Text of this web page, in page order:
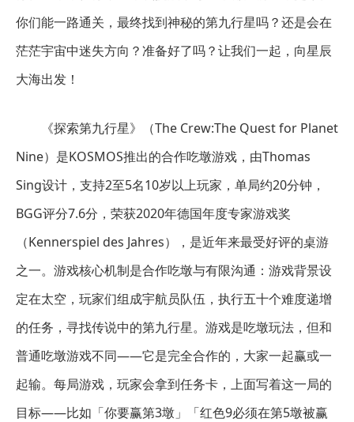
你们能一路通关，最终找到神秘的第九行星吗？还是会在
茫茫宇宙中迷失方向？准备好了吗？让我们一起，向星辰
大海出发！
《探索第九行星》（The Crew:The Quest for Planet
Nine）是KOSMOS推出的合作吃墩游戏，由Thomas
Sing设计，支持2至5名10岁以上玩家，单局约20分钟，
BGG评分7.6分，荣获2020年德国年度专家游戏奖
（Kennerspiel des Jahres），是近年来最受好评的桌游
之一。游戏核心机制是合作吃墩与有限沟通：游戏背景设
定在太空，玩家们组成宇航员队伍，执行五十个难度递增
的任务，寻找传说中的第九行星。游戏是吃墩玩法，但和
普通吃墩游戏不同——它是完全合作的，大家一起赢或一
起输。每局游戏，玩家会拿到任务卡，上面写着这一局的
目标——比如「你要赢第3墩」「红色9必须在第5墩被赢